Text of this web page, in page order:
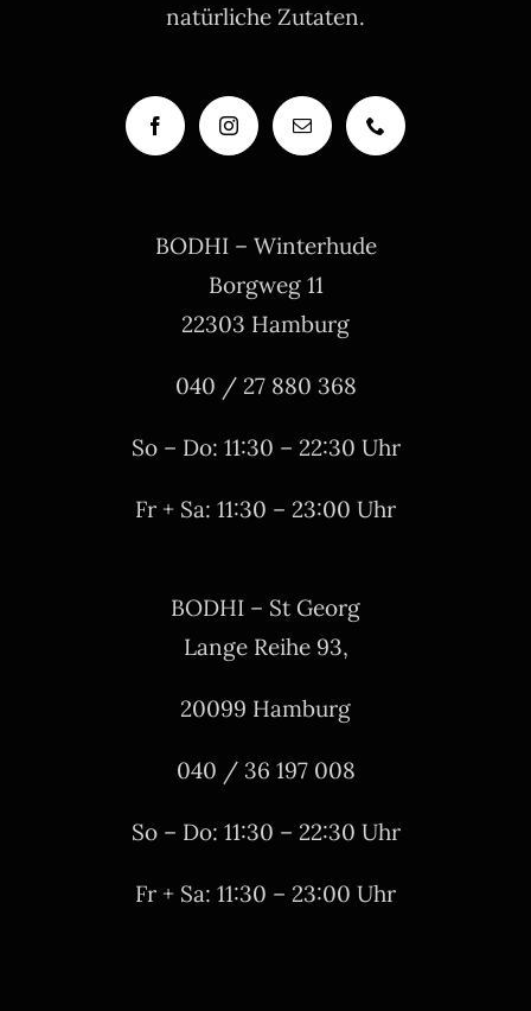
natürliche Zutaten.
BODHI – Winterhude
Borgweg 11
22303 Hamburg
040 / 27 880 368
So – Do: 11:30 – 22:30 Uhr
Fr + Sa: 11:30 – 23:00 Uhr
BODHI – St Georg
Lange Reihe 93,
20099 Hamburg
040 / 36 197 008
So – Do: 11:30 – 22:30 Uhr
Fr + Sa: 11:30 – 23:00 Uhr